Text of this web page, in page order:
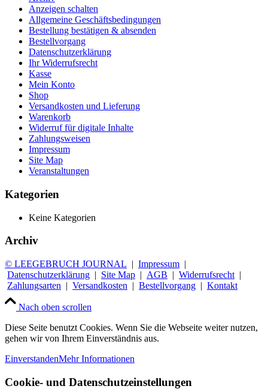
Anzeigen schalten
Allgemeine Geschäftsbedingungen
Bestellung bestätigen & absenden
Bestellvorgang
Datenschutzerklärung
Ihr Widerrufsrecht
Kasse
Mein Konto
Shop
Versandkosten und Lieferung
Warenkorb
Widerruf für digitale Inhalte
Zahlungsweisen
Impressum
Site Map
Veranstaltungen
Kategorien
Keine Kategorien
Archiv
© LEEGEBRUCH JOURNAL | Impressum |
Datenschutzerklärung | Site Map | AGB | Widerrufsrecht |
Zahlungsarten | Versandkosten | Bestellvorgang | Kontakt
Nach oben scrollen
Diese Seite benutzt Cookies. Wenn Sie die Webseite weiter nutzen,
gehen wir von Ihrem Einverständnis aus.
EinverstandenMehr Informationen
Cookie- und Datenschutzeinstellungen